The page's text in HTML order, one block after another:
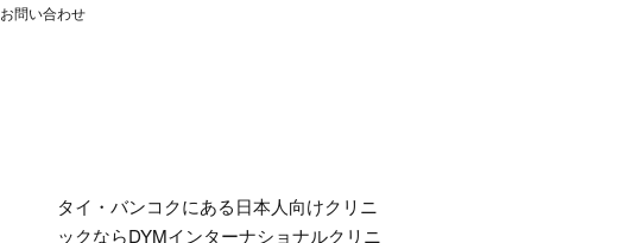
お問い合わせ
タイ・バンコクにある日本人向けクリニ
ックならDYMインターナショナルクリニ